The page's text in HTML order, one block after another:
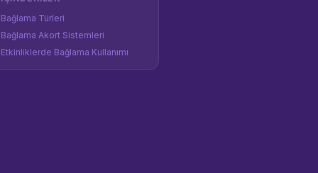
Bağlama Türleri
Bağlama Akort Sistemleri
Etkinliklerde Bağlama Kullanımı